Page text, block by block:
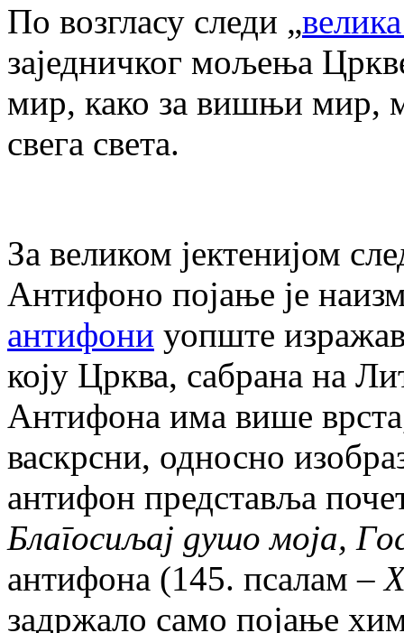
По возгласу следи „
заједничког мољења
мир, како за вишњи мир,
свега света.
За великом јектенијом
Антифоно појање је
антифони уопште
коју Црква, сабрана на
Антифона има више
васкрсни, односно
антифон представља
Благосиљај душо моја,
антифона (145. псалам –
задржало само појање